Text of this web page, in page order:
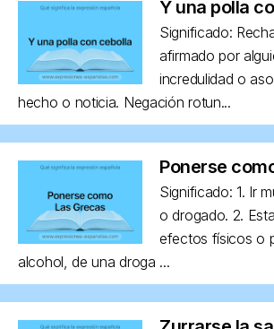
Y una polla
Significado:
afirmado por
incredulidad o
hecho o noticia. Negación rotun...
Ponerse
Significado: 1. Ir
o drogado. 2.
efectos físicos o
alcohol, de una droga ...